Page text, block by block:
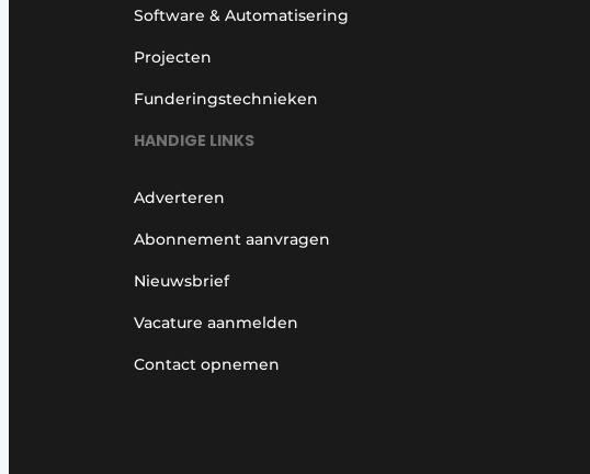
Software & Automatisering
Projecten
Funderingstechnieken
HANDIGE LINKS
Adverteren
Abonnement aanvragen
Nieuwsbrief
Vacature aanmelden
Contact opnemen